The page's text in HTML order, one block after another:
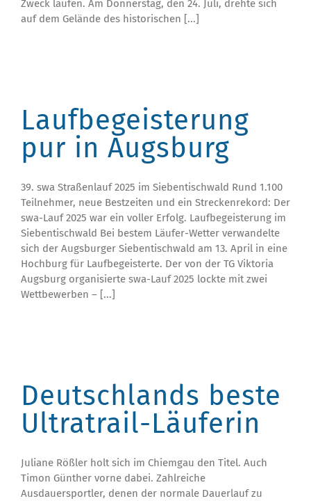
Zweck laufen. Am Donnerstag, den 24. Juli, drehte sich
auf dem Gelände des historischen [...]
Laufbegeisterung
pur in Augsburg
39. swa Straßenlauf 2025 im Siebentischwald Rund 1.100
Teilnehmer, neue Bestzeiten und ein Streckenrekord: Der
swa-Lauf 2025 war ein voller Erfolg. Laufbegeisterung im
Siebentischwald Bei bestem Läufer-Wetter verwandelte
sich der Augsburger Siebentischwald am 13. April in eine
Hochburg für Laufbegeisterte. Der von der TG Viktoria
Augsburg organisierte swa-Lauf 2025 lockte mit zwei
Wettbewerben – [...]
Deutschlands beste
Ultratrail-Läuferin
Juliane Rößler holt sich im Chiemgau den Titel. Auch
Timon Günther vorne dabei. Zahlreiche
Ausdauersportler, denen der normale Dauerlauf zu